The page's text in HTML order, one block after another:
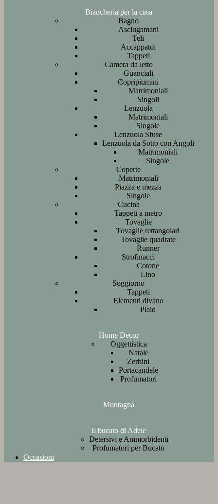
Biancheria per la casa
Bagno
Asciugamani
Teli
Accappatoi
Tappeti
Camera da letto
Guanciali
Copripiumini
Matrimoniali
Singoli
Lenzuola
Matrimoniali
Singole
Lenzuola Sfuse
Lenzuola da Sotto con Angoli
Matrimoniali
Singole
Coperte
Matrimoniali
Piazza e mezza
Singole
Cucina
Tappeti a metro
Tovaglie
Tovaglie rettangolari
Tovaglie quadrate
Runner
Strofinacci
Cotone
Lino
Soggiorno
Tappeti
Elementi divano
Plaid
Home Decor
Oggettistica
Natale
Zerbini
Portacandele
Profumatori
Montagna
Il bucato di Adele
Detersivi e Ammorbidenti
Profumatori per Bucato
Occasioni